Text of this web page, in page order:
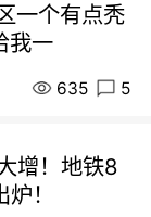
一个有点秃
我一
635 5
增！地铁8
！